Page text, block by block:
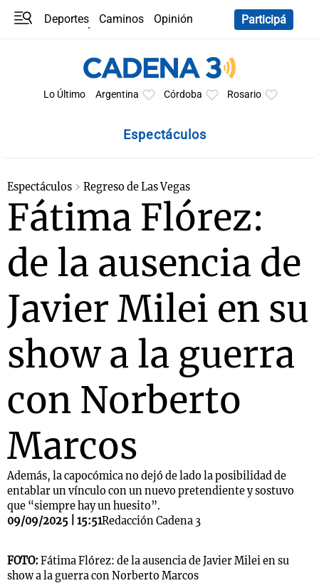
Deportes Caminos
Opinión
Participá
Lo Último Argentina Córdoba Rosario
Espectáculos
Espectáculos Regreso de Las Vegas
Fátima Flórez:
de la ausencia de
Javier Milei en su
show a la guerra
con Norberto
Marcos
Además, la capocómica no dejó de lado la posibilidad de
entablar un vínculo con un nuevo pretendiente y sostuvo
que “siempre hay un huesito”.
09/09/2025 | 15:51Redacción Cadena 3
FOTO: Fátima Flórez: de la ausencia de Javier Milei en su
show a la guerra con Norberto Marcos